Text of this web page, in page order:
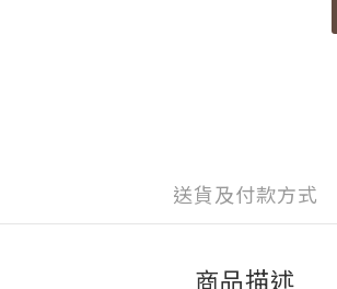
送貨及付款方式
商品描述